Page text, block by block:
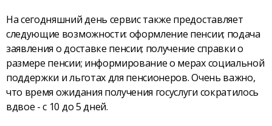
На сегодняшний день сервис также предоставляет
следующие возможности: оформление пенсии; подача
заявления о доставке пенсии; получение справки о
размере пенсии; информирование о мерах социальной
поддержки и льготах для пенсионеров. Очень важно,
что время ожидания получения госуслуги сократилось
вдвое - с 10 до 5 дней.